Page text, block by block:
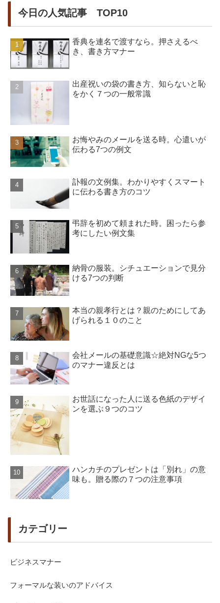
今日の人気記事 TOP10
香典を連名で渡すなら。押さえるべ
き、書き方マナー
出産祝いの袋の書き方、知らないと恥
をかく７つの一般常識
お悔やみのメールを送る時。心遣いが
伝わる7つの例文
訃報の文例集。わかりやすくスマート
に伝わる書き方のコツ
弔辞を初めて頼まれた時。困ったら参
考にしたい例文集
納骨の服装。シチュエーションで見分
ける7つの判断
本当の親孝行とは？親のためにしてあ
げられる１０のこと
会社メールの基礎意識☆絶対NGな5つ
のマナー違反とは
お世話になった人に送る色紙のデザイ
ンを選ぶ９つのコツ
ハンカチのプレゼントは「別れ」の意
味も。贈る際の７つの注意事項
カテゴリー
ビジネスマナー
フォーマルな装いのアドバイス